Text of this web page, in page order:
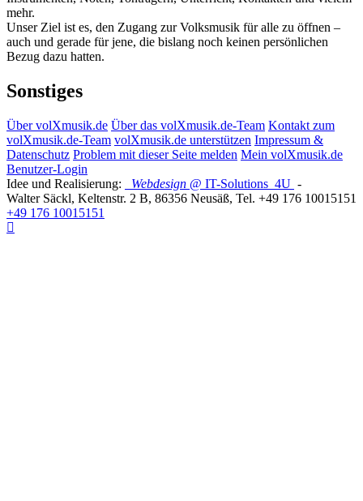
mehr.
Unser Ziel ist es, den Zugang zur Volksmusik für alle zu öffnen –
auch und gerade für jene, die bislang noch keinen persönlichen
Bezug dazu hatten.
Sonstiges
Über volXmusik.de Über das volXmusik.de-Team Kontakt zum
volXmusik.de-Team volXmusik.de unterstützen Impressum &
Datenschutz Problem mit dieser Seite melden Mein volXmusik.de
Benutzer-Login
Idee und Realisierung:
Webdesign @ IT-Solutions 4U -
Walter Säckl, Keltenstr. 2 B, 86356 Neusäß, Tel. +49 176 10015151
+49 176 10015151